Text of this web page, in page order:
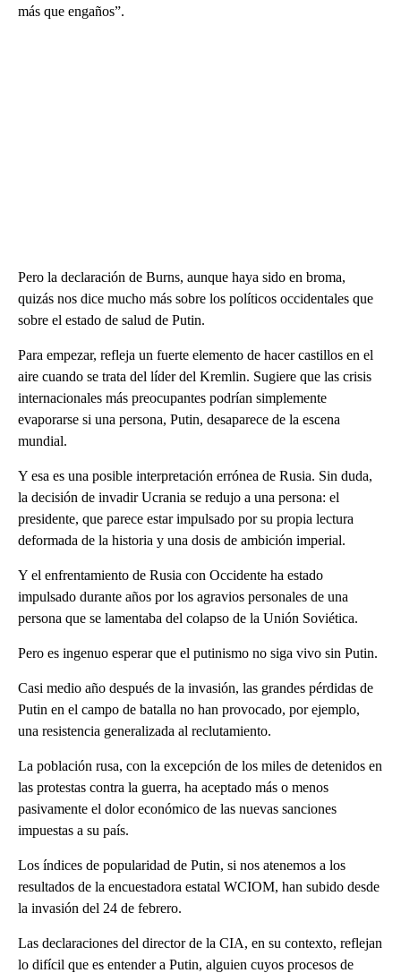
más que engaños”.
Pero la declaración de Burns, aunque haya sido en broma,
quizás nos dice mucho más sobre los políticos occidentales que
sobre el estado de salud de Putin.
Para empezar, refleja un fuerte elemento de hacer castillos en el
aire cuando se trata del líder del Kremlin. Sugiere que las crisis
internacionales más preocupantes podrían simplemente
evaporarse si una persona, Putin, desaparece de la escena
mundial.
Y esa es una posible interpretación errónea de Rusia. Sin duda,
la decisión de invadir Ucrania se redujo a una persona: el
presidente, que parece estar impulsado por su propia lectura
deformada de la historia y una dosis de ambición imperial.
Y el enfrentamiento de Rusia con Occidente ha estado
impulsado durante años por los agravios personales de una
persona que se lamentaba del colapso de la Unión Soviética.
Pero es ingenuo esperar que el putinismo no siga vivo sin Putin.
Casi medio año después de la invasión, las grandes pérdidas de
Putin en el campo de batalla no han provocado, por ejemplo,
una resistencia generalizada al reclutamiento.
La población rusa, con la excepción de los miles de detenidos en
las protestas contra la guerra, ha aceptado más o menos
pasivamente el dolor económico de las nuevas sanciones
impuestas a su país.
Los índices de popularidad de Putin, si nos atenemos a los
resultados de la encuestadora estatal WCIOM, han subido desde
la invasión del 24 de febrero.
Las declaraciones del director de la CIA, en su contexto, reflejan
lo difícil que es entender a Putin, alguien cuyos procesos de